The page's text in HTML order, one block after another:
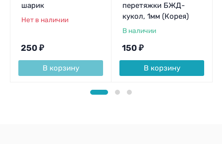
шарик
Нет в наличии
250 ₽
В корзину
перетяжки БЖД-
кукол, 1мм (Корея)
В наличии
150 ₽
В корзину